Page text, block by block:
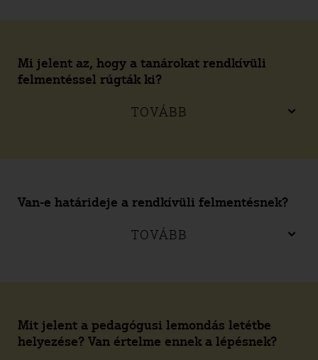
Mi jelent az, hogy a tanárokat rendkívüli
felmentéssel rúgták ki?
TOVÁBB
Van-e határideje a rendkívüli felmentésnek?
TOVÁBB
Mit jelent a pedagógusi lemondás letétbe
helyezése? Van értelme ennek a lépésnek?